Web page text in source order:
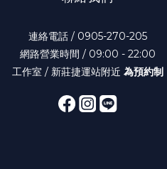
連絡電話 / 0905-270-205
網路營業時間 / 09:00 - 22:00
工作室 / 新莊捷運站附近 為預約制